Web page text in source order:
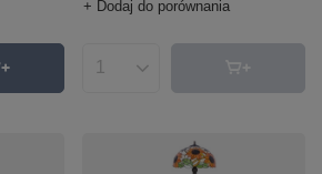
+ Dodaj do porównania
Ilość produktów